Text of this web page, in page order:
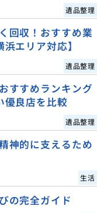
遺品整理
回収！おすすめ業
エリア対応】
遺品整理
すすめランキング
優良店を比較
遺品整理
神的に支えるため
生活
の完全ガイド